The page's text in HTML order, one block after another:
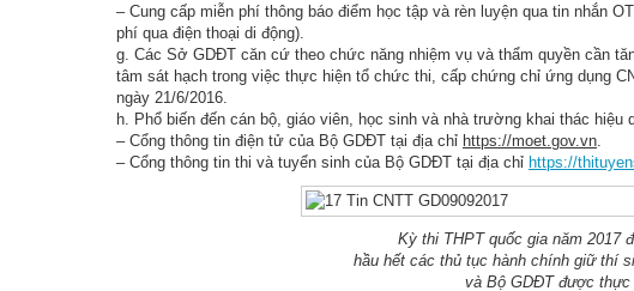
– Cung cấp miễn phí thông báo điểm học tập và rèn luyện qua tin nhắn
phí qua điện thoại di động).
g. Các Sở GDĐT căn cứ theo chức năng nhiệm vụ và thẩm quyền cần
tâm sát hạch trong việc thực hiện tổ chức thi, cấp chứng chỉ ứng dụng
ngày 21/6/2016.
h. Phổ biến đến cán bộ, giáo viên, học sinh và nhà trường khai thác hiệu
– Cổng thông tin điện tử của Bộ GDĐT tại địa chỉ https://moet.gov.vn
– Cổng thông tin thi và tuyển sinh của Bộ GDĐT tại địa chỉ https://
Kỳ thi THPT quốc gia năm 2017
hầu hết các thủ tục hành chính giữ thí
và Bộ GDĐT được thực